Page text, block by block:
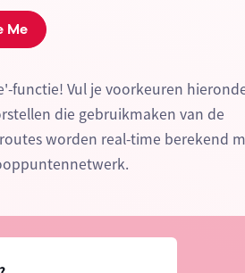
Me
functie! Vul je voorkeuren
die gebruikmaken van de
worden real-time berekend